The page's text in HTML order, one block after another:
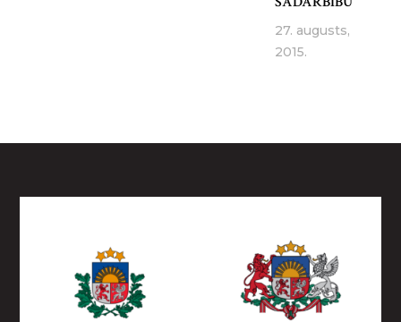
27. augusts,
2015.